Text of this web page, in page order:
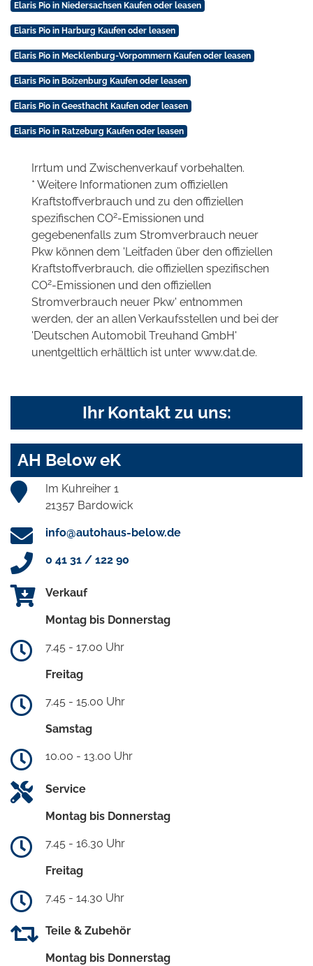
Elaris Pio in Niedersachsen Kaufen oder leasen
Elaris Pio in Harburg Kaufen oder leasen
Elaris Pio in Mecklenburg-Vorpommern Kaufen oder leasen
Elaris Pio in Boizenburg Kaufen oder leasen
Elaris Pio in Geesthacht Kaufen oder leasen
Elaris Pio in Ratzeburg Kaufen oder leasen
Irrtum und Zwischenverkauf vorbehalten.
* Weitere Informationen zum offiziellen
Kraftstoffverbrauch und zu den offiziellen
spezifischen CO2-Emissionen und
gegebenenfalls zum Stromverbrauch neuer
Pkw können dem 'Leitfaden über den offiziellen
Kraftstoffverbrauch, die offiziellen spezifischen
CO2-Emissionen und den offiziellen
Stromverbrauch neuer Pkw' entnommen
werden, der an allen Verkaufsstellen und bei der
'Deutschen Automobil Treuhand GmbH'
unentgeltlich erhältlich ist unter www.dat.de.
Ihr Kontakt zu uns:
AH Below eK
Im Kuhreiher 1
21357 Bardowick
info@autohaus-below.de
0 41 31 / 122 90
Verkauf
Montag bis Donnerstag
7.45 - 17.00 Uhr
Freitag
7.45 - 15.00 Uhr
Samstag
10.00 - 13.00 Uhr
Service
Montag bis Donnerstag
7.45 - 16.30 Uhr
Freitag
7.45 - 14.30 Uhr
Teile & Zubehör
Montag bis Donnerstag